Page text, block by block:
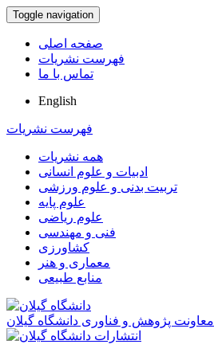
Toggle navigation
صفحه اصلی
فهرست نشریات
تماس با ما
English
فهرست نشریات
همه نشریات
ادبیات و علوم انسانی
تربیت بدنی و علوم ورزشی
علوم پایه
علوم ریاضی
فنی و مهندسی
کشاورزی
معماری و هنر
منابع طبیعی
معاونت پژوهش و فناوری دانشگاه گیلان